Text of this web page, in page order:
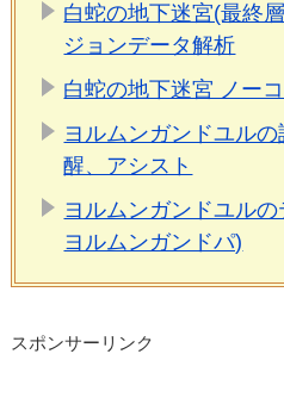
白蛇の地下迷宮(最終
ジョンデータ解析
白蛇の地下迷宮 ノー
ヨルムンガンドユル
醒、アシスト
ヨルムンガンドユル
ヨルムンガンドパ)
スポンサーリンク